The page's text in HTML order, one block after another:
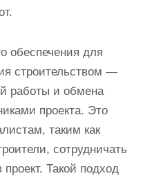
обеспечения для
строительством —
работы и обмена
проекта. Это
таким как
сотрудничать
Такой подход